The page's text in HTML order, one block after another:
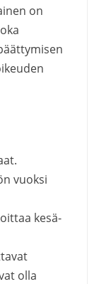
on
vuoksi
kesä-
olla